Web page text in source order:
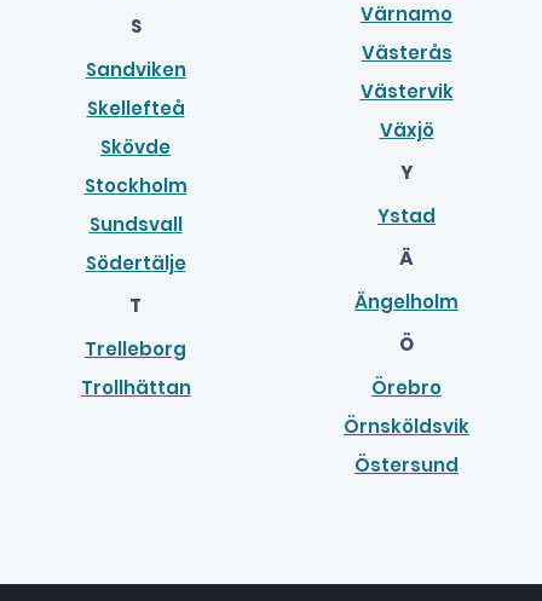
S
Sandviken
Skellefteå
Skövde
Stockholm
Sundsvall
Södertälje
T
Trelleborg
Trollhättan
Värnamo
Västerås
Västervik
Växjö
Y
Ystad
Ä
Ängelholm
Ö
Örebro
Örnsköldsvik
Östersund